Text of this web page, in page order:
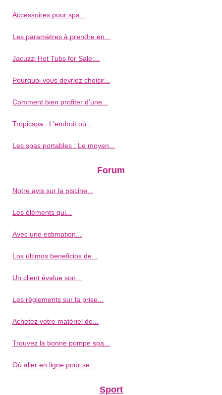
Accessoires pour spa...
Les paramètres à prendre en...
Jacuzzi Hot Tubs for Sale:...
Pourquoi vous devriez choisir...
Comment bien profiter d’une...
Tropicspa : L'endroit où...
Les spas portables : Le moyen...
Forum
Notre avis sur la piscine...
Les éléments qui...
Avec une estimation...
Los últimos beneficios de...
Un client évalue son...
Les règlements sur la prise...
Achetez votre matériel de...
Trouvez la bonne pompe spa...
Où aller en ligne pour se...
Sport